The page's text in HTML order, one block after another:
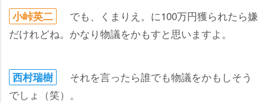
小峠英二
でも、くまりえ。に100万円獲られたら嫌
だけれどね。かなり物議をかもすと思いますよ。
西村瑞樹
それを言ったら誰でも物議をかもしそう
でしょ（笑）。